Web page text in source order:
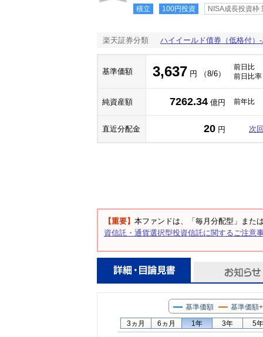
積立 100円投資 NISA成長投資枠
楽天証券分類 ハイイールド債券（低格付）
基準価額 3,637 円 （8/6）
前日比
前日比率
純資産額 7262.34 億円 前年比
直近分配金 20 円 次
【重要】 本ファンドは、「毎月分配型」また
資信託・通貨選択型投資信託に関するご注意
基準価額 基準価額
3ヵ月 6ヵ月 1年 3年 5年